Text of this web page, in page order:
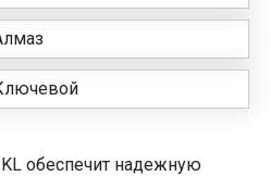
обеспечит надежную